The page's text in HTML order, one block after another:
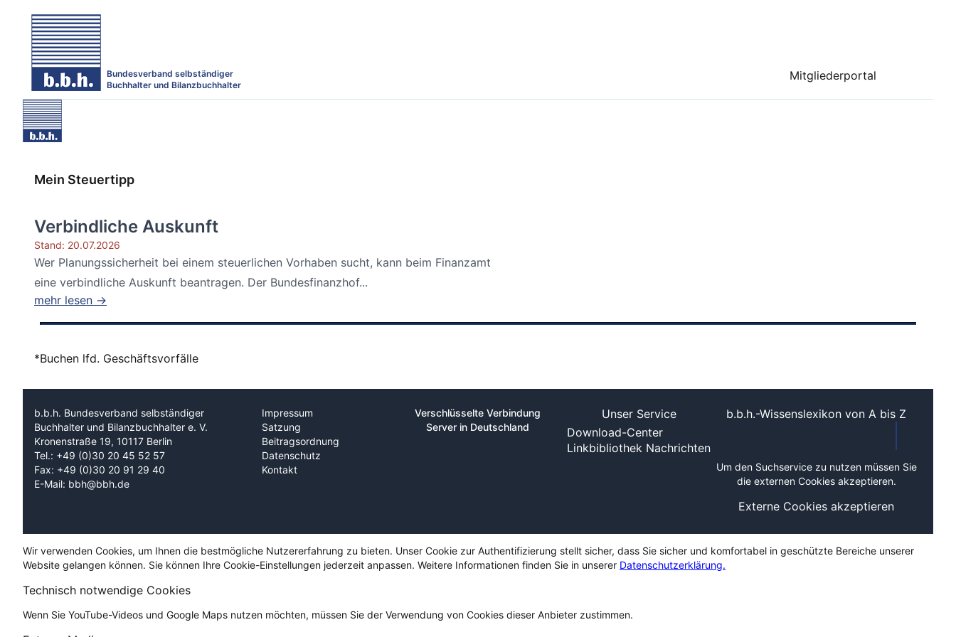
Bundesverband selbständiger
Buchhalter und Bilanzbuchhalter
Mitgliederportal
Mein Steuertipp
Verbindliche Auskunft
Stand: 20.07.2026
Wer Planungssicherheit bei einem steuerlichen Vorhaben sucht, kann beim Finanzamt
eine verbindliche Auskunft beantragen. Der Bundesfinanzhof...
mehr lesen →
*Buchen lfd. Geschäftsvorfälle
b.b.h. Bundesverband selbständiger
Buchhalter und Bilanzbuchhalter e. V.
Kronenstraße 19, 10117 Berlin
Tel.: +49 (0)30 20 45 52 57
Fax: +49 (0)30 20 91 29 40
E-Mail: bbh@bbh.de
Impressum
Satzung
Beitragsordnung
Datenschutz
Kontakt
Verschlüsselte Verbindung
Server in Deutschland
Unser Service
Download-Center
Linkbibliothek Nachrichten
b.b.h.-Wissenslexikon von A bis Z
Um den Suchservice zu nutzen müssen Sie
die externen Cookies akzeptieren.
Externe Cookies akzeptieren
Wir verwenden Cookies, um Ihnen die bestmögliche Nutzererfahrung zu bieten. Unser Cookie zur Authentifizierung stellt sicher, dass Sie sicher und komfortabel in geschützte Bereiche unserer
Website gelangen können. Sie können Ihre Cookie-Einstellungen jederzeit anpassen. Weitere Informationen finden Sie in unserer Datenschutzerklärung.
Technisch notwendige Cookies
Wenn Sie YouTube-Videos und Google Maps nutzen möchten, müssen Sie der Verwendung von Cookies dieser Anbieter zustimmen.